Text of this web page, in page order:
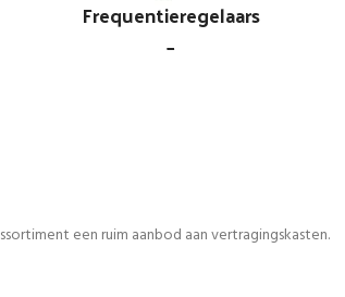
Frequentieregelaars
_
een ruim aanbod aan vertragingskasten.